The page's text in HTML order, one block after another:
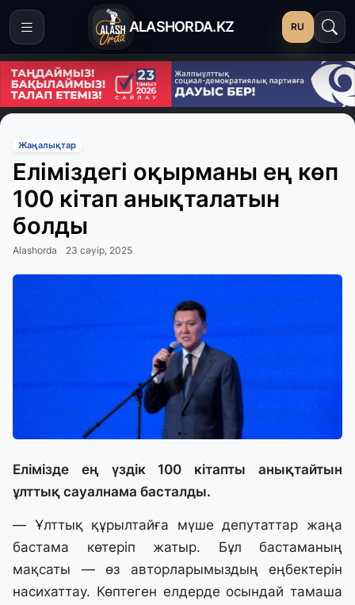
ALASHORDA.KZ RU
Жаңалықтар
Еліміздегі оқырманы ең көп
100 кітап анықталатын
болды
Alashorda 23 сәуір, 2025
Елімізде ең үздік 100 кітапты анықтайтын
ұлттық сауалнама басталды.
— Ұлттық құрылтайға мүше депутаттар жаңа
бастама көтеріп жатыр. Бұл бастаманың
мақсаты — өз авторларымыздың еңбектерін
насихаттау. Көптеген елдерде осындай тамаша